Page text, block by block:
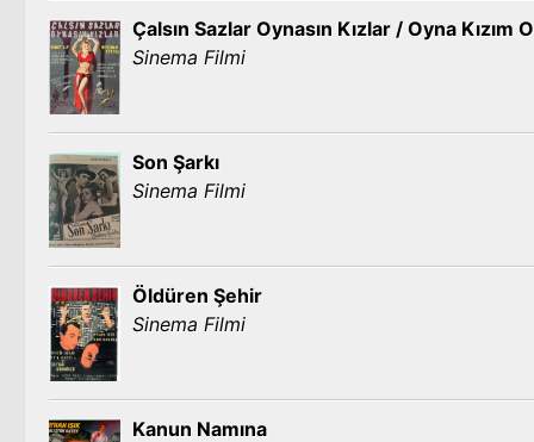
Çalsın Sazlar Oynasın Kızlar / Oyna Kızım
Sinema Filmi
Son Şarkı
Sinema Filmi
Öldüren Şehir
Sinema Filmi
Kanun Namına